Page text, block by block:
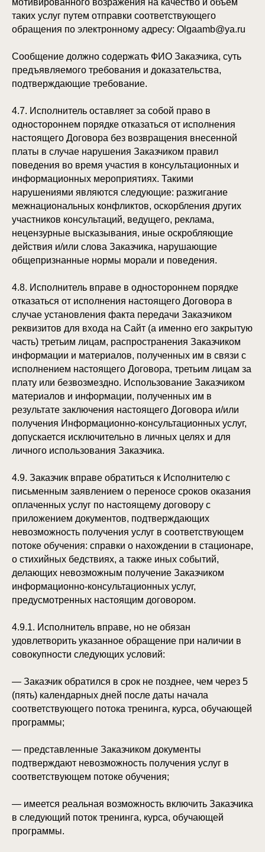
мотивированного возражения на качество и объем
таких услуг путем отправки соответствующего
обращения по электронному адресу: Olgaamb@ya.ru
Сообщение должно содержать ФИО Заказчика, суть
предъявляемого требования и доказательства,
подтверждающие требование.
4.7. Исполнитель оставляет за собой право в
одностороннем порядке отказаться от исполнения
настоящего Договора без возвращения внесенной
платы в случае нарушения Заказчиком правил
поведения во время участия в консультационных и
информационных мероприятиях. Такими
нарушениями являются следующие: разжигание
межнациональных конфликтов, оскорбления других
участников консультаций, ведущего, реклама,
нецензурные высказывания, иные оскробляющие
действия и/или слова Заказчика, нарушающие
общепризнанные нормы морали и поведения.
4.8. Исполнитель вправе в одностороннем порядке
отказаться от исполнения настоящего Договора в
случае установления факта передачи Заказчиком
реквизитов для входа на Сайт (а именно его закрытую
часть) третьим лицам, распространения Заказчиком
информации и материалов, полученных им в связи с
исполнением настоящего Договора, третьим лицам за
плату или безвозмездно. Использование Заказчиком
материалов и информации, полученных им в
результате заключения настоящего Договора и/или
получения Информационно-консультационных услуг,
допускается исключительно в личных целях и для
личного использования Заказчика.
4.9. Заказчик вправе обратиться к Исполнителю с
письменным заявлением о переносе сроков оказания
оплаченных услуг по настоящему договору с
приложением документов, подтверждающих
невозможность получения услуг в соответствующем
потоке обучения: справки о нахождении в стационаре,
о стихийных бедствиях, а также иных событий,
делающих невозможным получение Заказчиком
информационно-консультационных услуг,
предусмотренных настоящим договором.
4.9.1. Исполнитель вправе, но не обязан
удовлетворить указанное обращение при наличии в
совокупности следующих условий:
— Заказчик обратился в срок не позднее, чем через 5
(пять) календарных дней после даты начала
соответствующего потока тренинга, курса, обучающей
программы;
— представленные Заказчиком документы
подтверждают невозможность получения услуг в
соответствующем потоке обучения;
— имеется реальная возможность включить Заказчика
в следующий поток тренинга, курса, обучающей
программы.